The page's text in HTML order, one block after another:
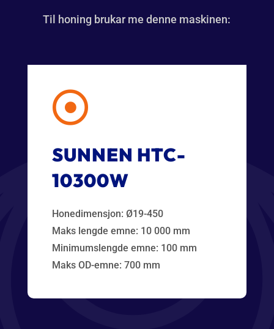
Til honing brukar me denne maskinen:

SUNNEN HTC-
10300W
Honedimensjon: Ø19-450
Maks lengde emne: 10 000 mm
Minimumslengde emne: 100 mm
Maks OD-emne: 700 mm